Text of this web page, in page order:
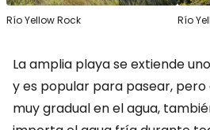
Río Yellow Rock Río
La amplia playa se extiende
y es popular para pasear,
muy gradual en el agua,